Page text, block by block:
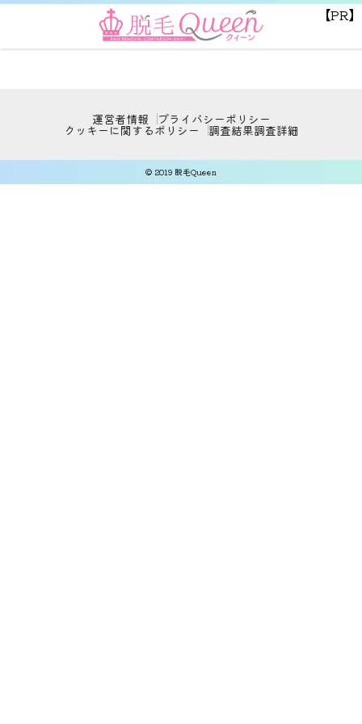
【PR】
運営者情報 プライバシーポリシー
クッキーに関するポリシー 調査結果調査詳細
© 2019 脱毛Queen